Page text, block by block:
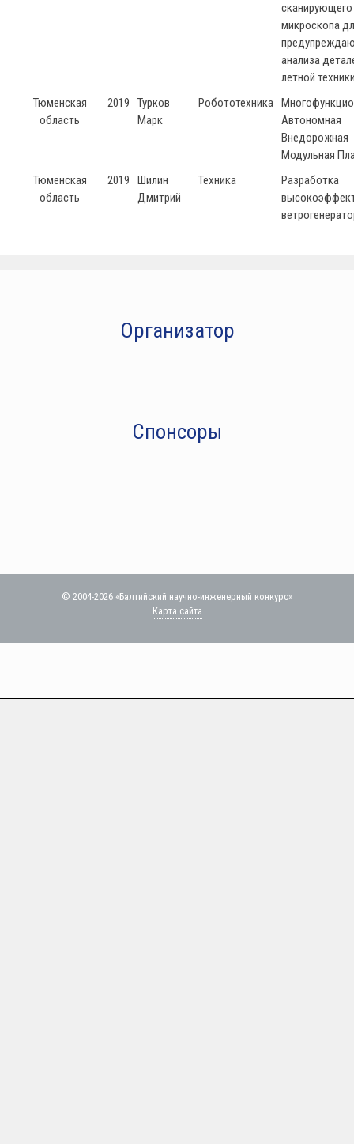
сканирующего
микроскопа
анализа
летной
Тюменская
область
2019
Турков
Марк
Робототехника
Автономная
Внедорожная
Модульная
Тюменская
область
2019
Шилин
Дмитрий
Техника
Разработка
Организатор
Спонсоры
© 2004-2026 «Балтийский научно-инженерный конкурс»
Карта сайта